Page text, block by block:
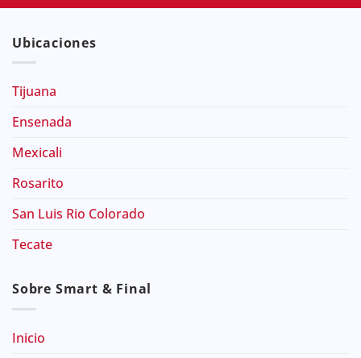
Ubicaciones
Tijuana
Ensenada
Mexicali
Rosarito
San Luis Rio Colorado
Tecate
Sobre Smart & Final
Inicio